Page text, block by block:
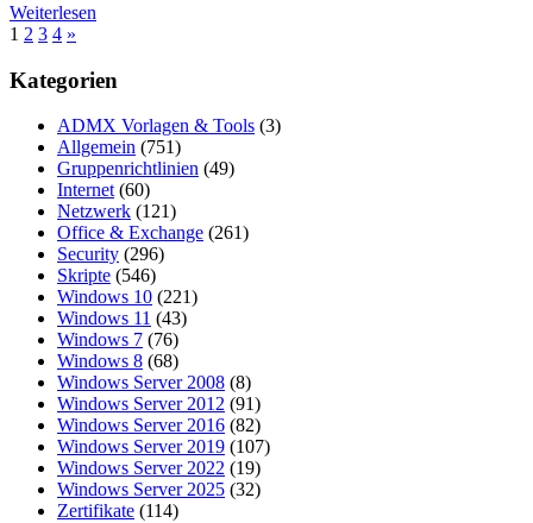
Weiterlesen
Seitennummerierung
der
Beiträge
1 2 3 4 Nächste
»
Kategorien
ADMX Vorlagen & Tools (3)
Allgemein (751)
Gruppenrichtlinien (49)
Internet (60)
Netzwerk (121)
Office & Exchange (261)
Security (296)
Skripte (546)
Windows 10 (221)
Windows 11 (43)
Windows 7 (76)
Windows 8 (68)
Windows Server 2008 (8)
Windows Server 2012 (91)
Windows Server 2016 (82)
Windows Server 2019 (107)
Windows Server 2022 (19)
Windows Server 2025 (32)
Zertifikate (114)